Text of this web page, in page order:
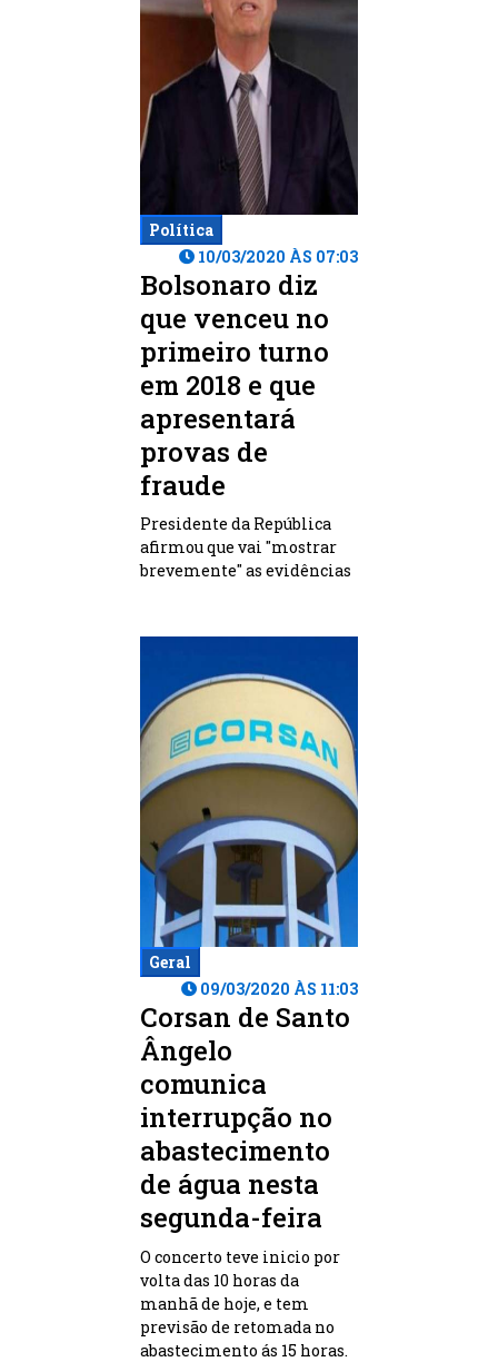
Política
10/03/2020 ÀS 07:03
Bolsonaro diz
que venceu no
primeiro turno
em 2018 e que
apresentará
provas de
fraude
Presidente da República
afirmou que vai "mostrar
brevemente" as evidências
Geral
09/03/2020 ÀS 11:03
Corsan de Santo
Ângelo
comunica
interrupção no
abastecimento
de água nesta
segunda-feira
O concerto teve inicio por
volta das 10 horas da
manhã de hoje, e tem
previsão de retomada no
abastecimento ás 15 horas.